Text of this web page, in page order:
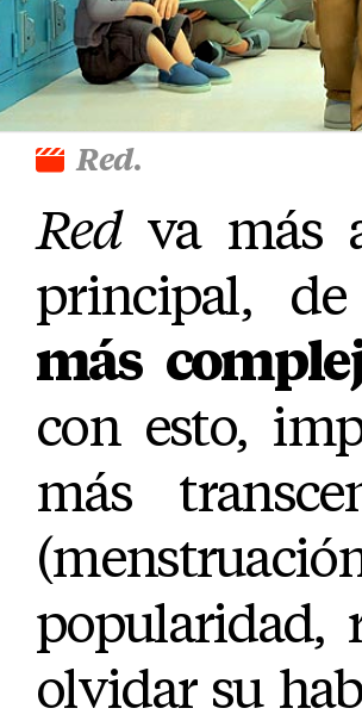
Red.
Redva más
principal, de
más
con esto,
más
popularidad,
olvidar su